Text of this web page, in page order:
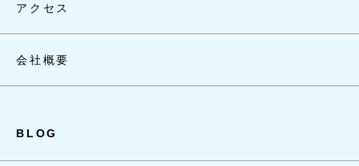
アクセス
会社概要
BLOG